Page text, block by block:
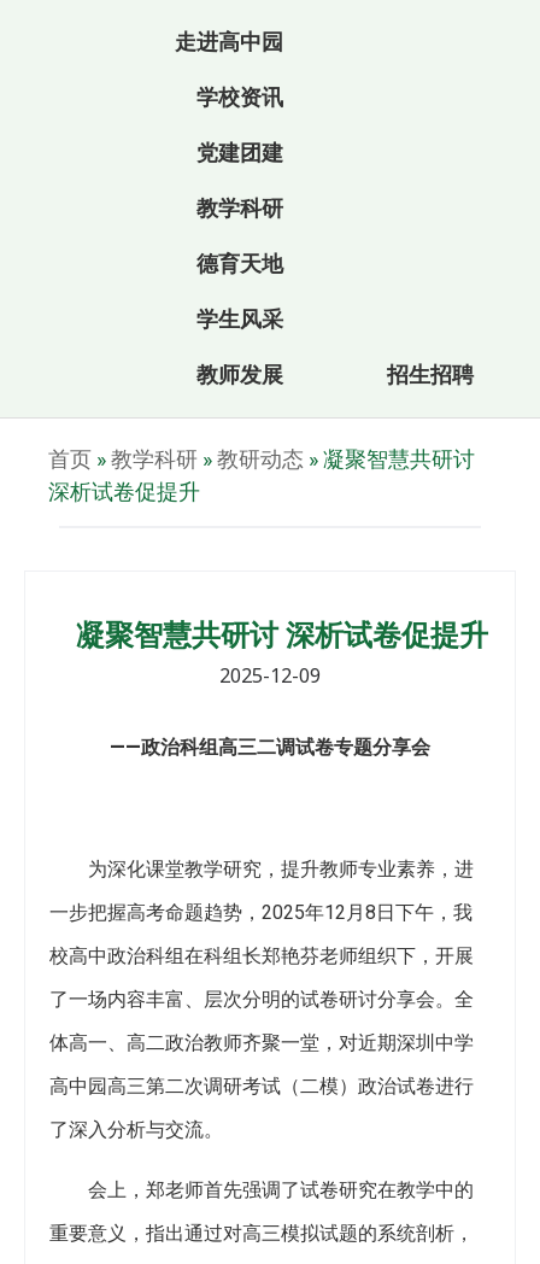
走进高中园
学校资讯
党建团建
教学科研
德育天地
学生风采
教师发展 招生招聘
首页 »教学科研 »教研动态 »凝聚智慧共研讨
深析试卷促提升
凝聚智慧共研讨 深析试卷促提升
2025-12-09
——政治科组高三二调试卷专题分享会
为深化课堂教学研究，提升教师专业素养，进
一步把握高考命题趋势，2025年12月8日下午，我
校高中政治科组在科组长郑艳芬老师组织下，开展
了一场内容丰富、层次分明的试卷研讨分享会。全
体高一、高二政治教师齐聚一堂，对近期深圳中学
高中园高三第二次调研考试（二模）政治试卷进行
了深入分析与交流。
会上，郑老师首先强调了试卷研究在教学中的
重要意义，指出通过对高三模拟试题的系统剖析，